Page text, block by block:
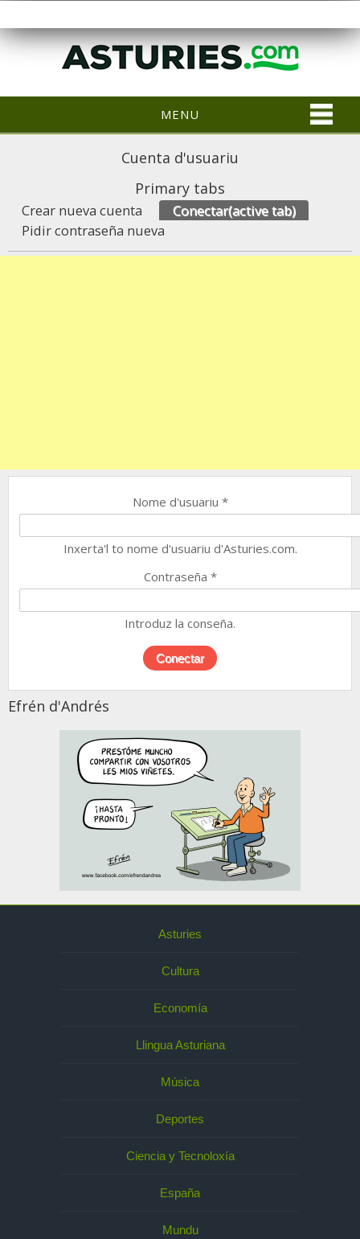
MENU
Cuenta d'usuariu
Primary tabs
Crear nueva cuenta Conectar(active tab)
Pidir contraseña nueva
Nome d'usuariu *
Inxerta'l to nome d'usuariu d'Asturies.com.
Contraseña *
Introduz la conseña.
Efrén d'Andrés
Asturies
Cultura
Economía
Llingua Asturiana
Música
Deportes
Ciencia y Tecnoloxía
España
Mundu